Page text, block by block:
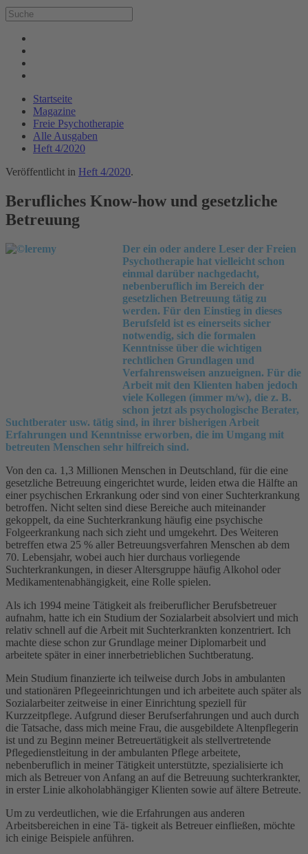
Startseite
Magazine
Freie Psychotherapie
Alle Ausgaben
Heft 4/2020
Veröffentlicht in Heft 4/2020.
Berufliches Know-how und gesetzliche
Betreuung
Der ein oder andere Leser der Freien
Psychotherapie hat vielleicht schon
einmal darüber nachgedacht,
nebenberuflich im Bereich der
gesetzlichen Betreuung tätig zu
werden. Für den Einstieg in dieses
Berufsfeld ist es einerseits sicher
notwendig, sich die formalen
Kenntnisse über die wichtigen
rechtlichen Grundlagen und
Verfahrensweisen anzueignen. Für die
Arbeit mit den Klienten haben jedoch
viele Kollegen (immer m/w), die z. B.
schon jetzt als psychologische Berater,
Suchtberater usw. tätig sind, in ihrer bisherigen Arbeit
Erfahrungen und Kenntnisse erworben, die im Umgang mit
betreuten Menschen sehr hilfreich sind.
Von den ca. 1,3 Millionen Menschen in Deutschland, für die eine
gesetzliche Betreuung eingerichtet wurde, leiden etwa die Hälfte an
einer psychischen Erkrankung oder sind von einer Suchterkrankung
betroffen. Nicht selten sind diese Bereiche auch miteinander
gekoppelt, da eine Suchterkrankung häufig eine psychische
Folgeerkrankung nach sich zieht und umgekehrt. Des Weiteren
betreffen etwa 25 % aller Betreuungsverfahren Menschen ab dem
70. Lebensjahr, wobei auch hier durchaus vorliegende
Suchterkrankungen, in dieser Altersgruppe häufig Alkohol oder
Medikamentenabhängigkeit, eine Rolle spielen.
Als ich 1994 meine Tätigkeit als freiberuflicher Berufsbetreuer
aufnahm, hatte ich ein Studium der Sozialarbeit absolviert und mich
relativ schnell auf die Arbeit mit Suchterkrankten konzentriert. Ich
machte diese schon zur Grundlage meiner Diplomarbeit und
arbeitete später in einer innerbetrieblichen Suchtberatung.
Mein Studium finanzierte ich teilweise durch Jobs in ambulanten
und stationären Pflegeeinrichtungen und ich arbeitete auch später als
Sozialarbeiter zeitweise in einer Einrichtung speziell für
Kurzzeitpflege. Aufgrund dieser Berufserfahrungen und auch durch
die Tatsache, dass mich meine Frau, die ausgebildete Altenpflegerin
ist und zu Beginn meiner Betreuertätigkeit als stellvertretende
Pflegedienstleitung in der ambulanten Pflege arbeitete,
nebenberuflich in meiner Tätigkeit unterstützte, spezialisierte ich
mich als Betreuer von Anfang an auf die Betreuung suchterkrankter,
in erster Linie alkoholabhängiger Klienten sowie auf ältere Betreute.
Um zu verdeutlichen, wie die Erfahrungen aus anderen
Arbeitsbereichen in eine Tä- tigkeit als Betreuer einfließen, möchte
ich einige Beispiele anführen.